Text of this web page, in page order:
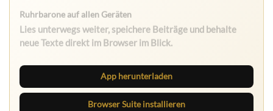
Die Ruhrbarone-App bringt den Blog aufs Handy. Die
App herunterladen
Browser Suite installieren